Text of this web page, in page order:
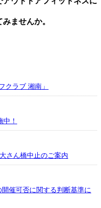
ませんか。
クラブ 湘南」
！
さん橋中止のご案内
催可否に関する判断基準に